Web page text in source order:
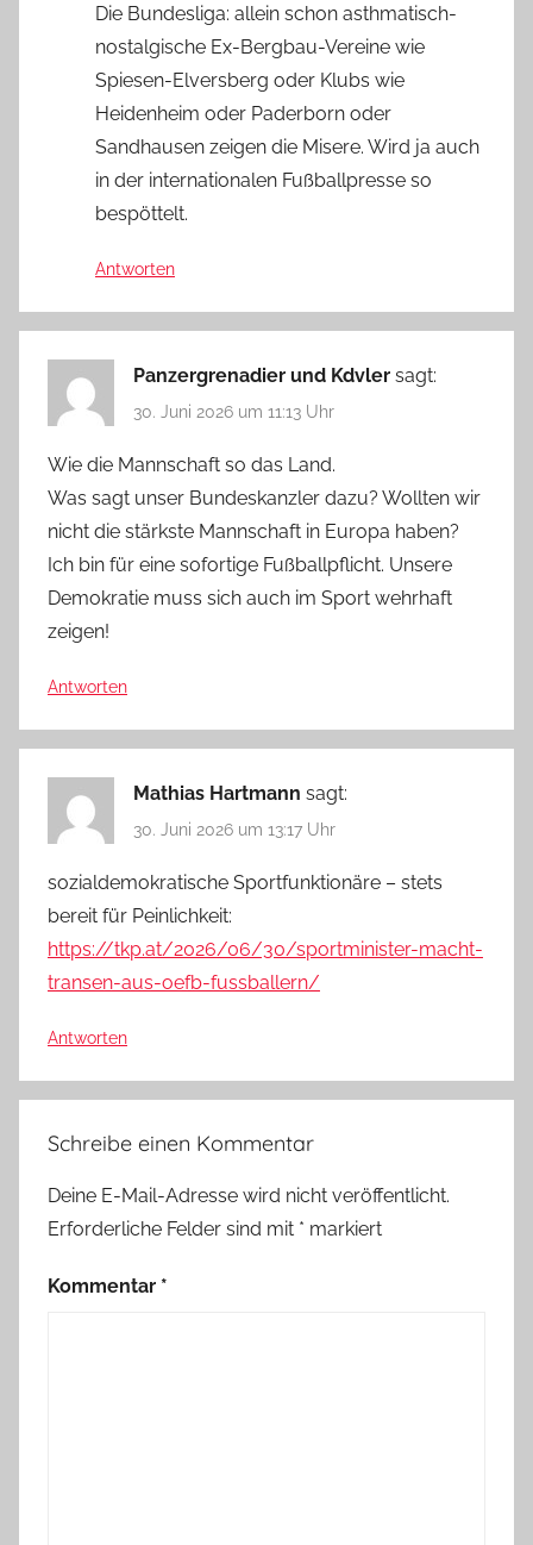
Die Bundesliga: allein schon asthmatisch-
nostalgische Ex-Bergbau-Vereine wie
Spiesen-Elversberg oder Klubs wie
Heidenheim oder Paderborn oder
Sandhausen zeigen die Misere. Wird ja auch
in der internationalen Fußballpresse so
bespöttelt.
Antworten
Panzergrenadier und Kdvler sagt:
30. Juni 2026 um 11:13 Uhr
Wie die Mannschaft so das Land.
Was sagt unser Bundeskanzler dazu? Wollten wir
nicht die stärkste Mannschaft in Europa haben?
Ich bin für eine sofortige Fußballpflicht. Unsere
Demokratie muss sich auch im Sport wehrhaft
zeigen!
Antworten
Mathias Hartmann sagt:
30. Juni 2026 um 13:17 Uhr
sozialdemokratische Sportfunktionäre – stets
bereit für Peinlichkeit:
https://tkp.at/2026/06/30/sportminister-macht-
transen-aus-oefb-fussballern/
Antworten
Schreibe einen Kommentar
Deine E-Mail-Adresse wird nicht veröffentlicht.
Erforderliche Felder sind mit * markiert
Kommentar *